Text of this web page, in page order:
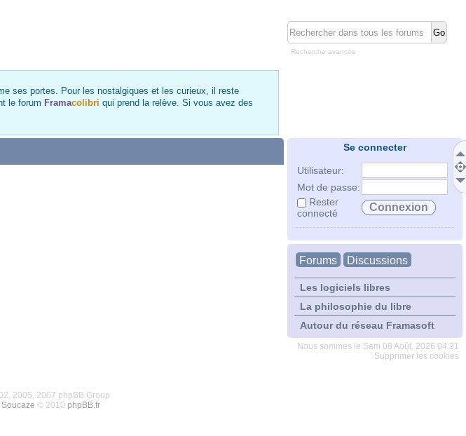
Recherche avancée
ses portes. Pour les nostalgiques et les curieux, il reste
le forum Framacolibri qui prend la relève. Si vous avez des
Se connecter
Utilisateur:
Mot de passe:
Rester
connecté
Forums Discussions
Les logiciels libres
La philosophie du libre
Autour du réseau Framasoft
Nous sommes le Sam 08 Août, 2026 04:21
Supprimer les cookies
2005, 2007 phpBB Group
Soucaze © 2010 phpBB.fr